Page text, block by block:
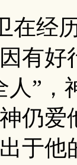
历
有好
人”，
仍爱
于他